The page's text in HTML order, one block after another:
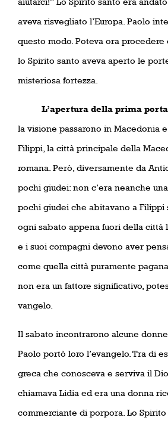
aveva risvegliato l’Europa. Paolo
questo modo. Poteva ora
lo Spirito santo aveva aperto le
misteriosa fortezza.
L’apertura della prima
la visione passarono in Macedonia
Filippi, la città principale della
romana. Però, diversamente da
pochi giudei: non c’era neanche
pochi giudei che abitavano a Filippi
ogni sabato appena fuori della città
e i suoi compagni devono aver
come quella città puramente
non era un fattore significativo,
vangelo.
Il sabato incontrarono alcune
Paolo portò loro l’evangelo. Tra di
greca che conosceva e serviva il
chiamava Lidia ed era una donna
commerciante di porpora. Lo